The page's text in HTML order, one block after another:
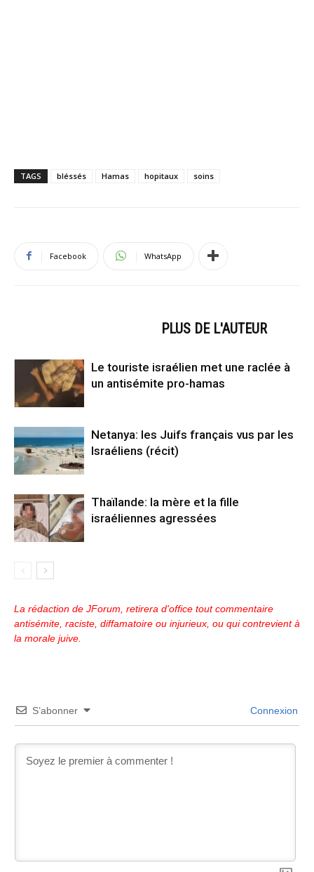
TAGS bléssés Hamas hopitaux soins
Facebook WhatsApp
PLUS DE L'AUTEUR
Le touriste israélien met une raclée à
un antisémite pro-hamas
Netanya: les Juifs français vus par les
Israéliens (récit)
Thaïlande: la mère et la fille
israéliennes agressées
La rédaction de JForum, retirera d'office tout commentaire
antisémite, raciste, diffamatoire ou injurieux, ou qui contrevient à
la morale juive.
S’abonner Connexion